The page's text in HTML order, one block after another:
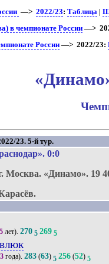
—>2022/23:Таблица |
в чемпионате России —>
России —> 2022/23:
23. 5-й тур.
. 0:0
Москва. «Динамо». 19
лет).270 5 269 5
года).283 (63) 5 256 (52) 5